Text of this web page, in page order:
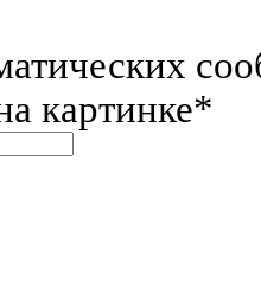
картинке*